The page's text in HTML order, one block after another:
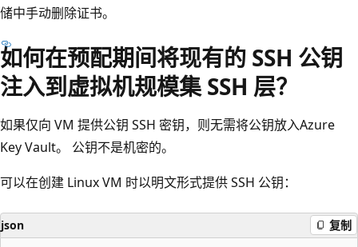
储中手动删除证书。
如何在预配期间将现有的 SSH 公钥
注入到虚拟机规模集 SSH 层？
如果仅向 VM 提供公钥 SSH 密钥，则无需将公钥放入Azure
Key Vault。 公钥不是机密的。
可以在创建 Linux VM 时以明文形式提供 SSH 公钥：
json 复制